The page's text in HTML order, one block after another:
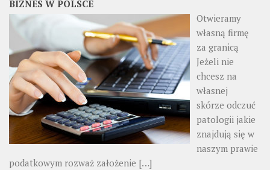
BIZNES W POLSCE
Otwieramy
własną firmę
za granicą
Jeżeli nie
chcesz na
własnej
skórze odczuć
patologii jakie
znajdują się w
naszym prawie
podatkowym rozważ założenie […]